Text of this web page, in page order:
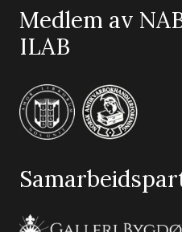
Medlem av
ILAB